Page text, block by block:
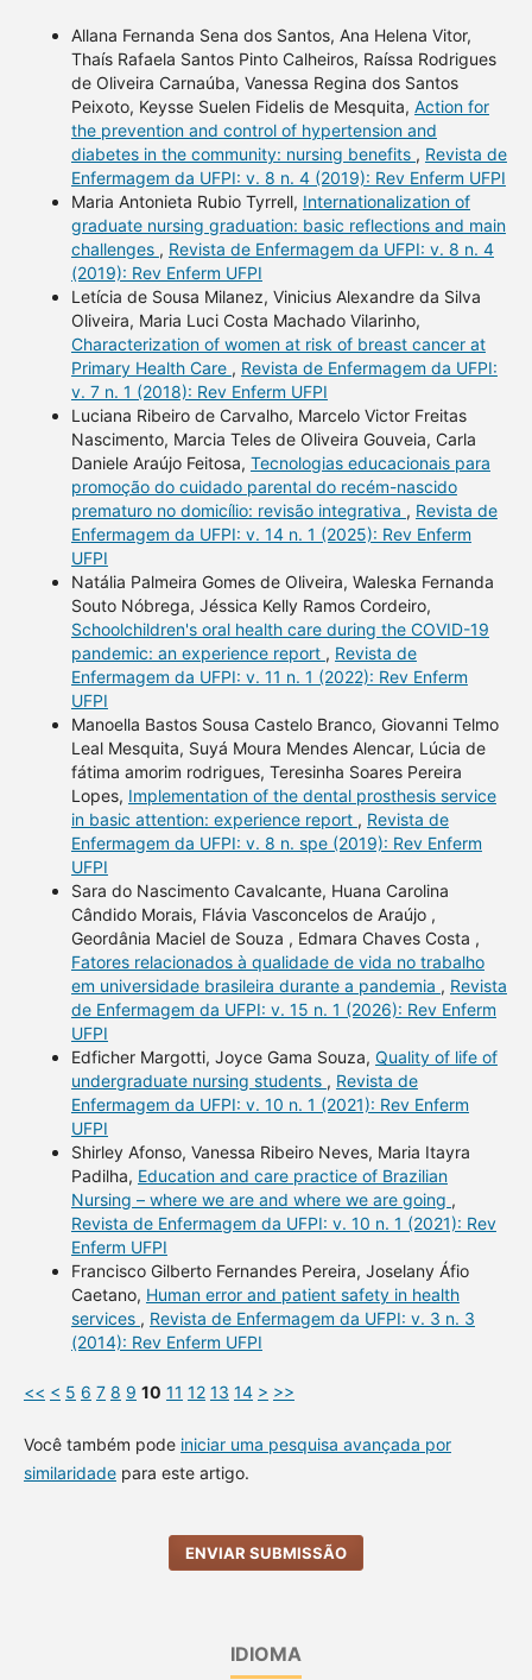
Allana Fernanda Sena dos Santos, Ana Helena Vitor,
Thaís Rafaela Santos Pinto Calheiros, Raíssa Rodrigues
de Oliveira Carnaúba, Vanessa Regina dos Santos
Peixoto, Keysse Suelen Fidelis de Mesquita, Action for
the prevention and control of hypertension and
diabetes in the community: nursing benefits , Revista de
Enfermagem da UFPI: v. 8 n. 4 (2019): Rev Enferm UFPI
Maria Antonieta Rubio Tyrrell, Internationalization of
graduate nursing graduation: basic reflections and main
challenges , Revista de Enfermagem da UFPI: v. 8 n. 4
(2019): Rev Enferm UFPI
Letícia de Sousa Milanez, Vinicius Alexandre da Silva
Oliveira, Maria Luci Costa Machado Vilarinho,
Characterization of women at risk of breast cancer at
Primary Health Care , Revista de Enfermagem da UFPI:
v. 7 n. 1 (2018): Rev Enferm UFPI
Luciana Ribeiro de Carvalho, Marcelo Victor Freitas
Nascimento, Marcia Teles de Oliveira Gouveia, Carla
Daniele Araújo Feitosa, Tecnologias educacionais para
promoção do cuidado parental do recém-nascido
prematuro no domicílio: revisão integrativa , Revista de
Enfermagem da UFPI: v. 14 n. 1 (2025): Rev Enferm
UFPI
Natália Palmeira Gomes de Oliveira, Waleska Fernanda
Souto Nóbrega, Jéssica Kelly Ramos Cordeiro,
Schoolchildren's oral health care during the COVID-19
pandemic: an experience report , Revista de
Enfermagem da UFPI: v. 11 n. 1 (2022): Rev Enferm
UFPI
Manoella Bastos Sousa Castelo Branco, Giovanni Telmo
Leal Mesquita, Suyá Moura Mendes Alencar, Lúcia de
fátima amorim rodrigues, Teresinha Soares Pereira
Lopes, Implementation of the dental prosthesis service
in basic attention: experience report , Revista de
Enfermagem da UFPI: v. 8 n. spe (2019): Rev Enferm
UFPI
Sara do Nascimento Cavalcante, Huana Carolina
Cândido Morais, Flávia Vasconcelos de Araújo ,
Geordânia Maciel de Souza , Edmara Chaves Costa ,
Fatores relacionados à qualidade de vida no trabalho
em universidade brasileira durante a pandemia , Revista
de Enfermagem da UFPI: v. 15 n. 1 (2026): Rev Enferm
UFPI
Edficher Margotti, Joyce Gama Souza, Quality of life of
undergraduate nursing students , Revista de
Enfermagem da UFPI: v. 10 n. 1 (2021): Rev Enferm
UFPI
Shirley Afonso, Vanessa Ribeiro Neves, Maria Itayra
Padilha, Education and care practice of Brazilian
Nursing – where we are and where we are going ,
Revista de Enfermagem da UFPI: v. 10 n. 1 (2021): Rev
Enferm UFPI
Francisco Gilberto Fernandes Pereira, Joselany Áfio
Caetano, Human error and patient safety in health
services , Revista de Enfermagem da UFPI: v. 3 n. 3
(2014): Rev Enferm UFPI
<< < 5 6 7 8 9 10 11 12 13 14 > >>
Você também pode iniciar uma pesquisa avançada por
similaridadepara este artigo.
ENVIAR SUBMISSÃO
IDIOMA